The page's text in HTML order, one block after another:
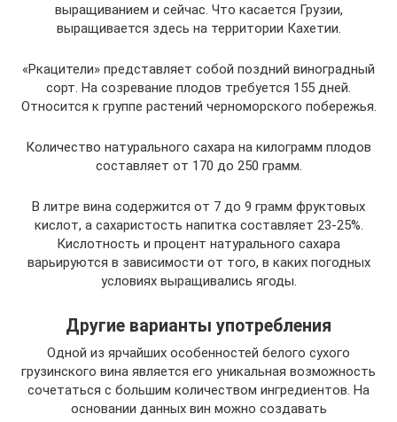
выращиванием и сейчас. Что касается Грузии,
выращивается здесь на территории Кахетии.
«Ркацители» представляет собой поздний виноградный
сорт. На созревание плодов требуется 155 дней.
Относится к группе растений черноморского побережья.
Количество натурального сахара на килограмм плодов
составляет от 170 до 250 грамм.
В литре вина содержится от 7 до 9 грамм фруктовых
кислот, а сахаристость напитка составляет 23-25%.
Кислотность и процент натурального сахара
варьируются в зависимости от того, в каких погодных
условиях выращивались ягоды.
Другие варианты употребления
Одной из ярчайших особенностей белого сухого
грузинского вина является его уникальная возможность
сочетаться с большим количеством ингредиентов. На
основании данных вин можно создавать